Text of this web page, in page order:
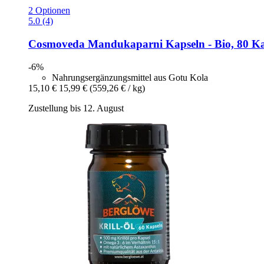
2 Optionen
5.0 (4)
Cosmoveda Mandukaparni Kapseln -​ Bio, 80
-6%
Nahrungsergänzungsmittel aus Gotu Kola
15,10 € 15,99 € (559,26 € / kg)
Zustellung bis 12. August